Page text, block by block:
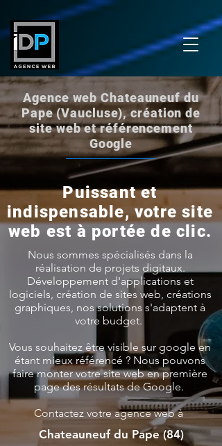
Agence web Chateauneuf du
Pape (Vaucluse), création de
site web et référencement
Google
Puissant et
indispensable, votre site
web est à portée de clic.
Nous sommes spécialisés dans la
réalisation de projets digitaux.
Développement d'applications et
logiciels, création de sites web, créations
graphiques, nos solutions s'adaptent à
votre budget.
Vous souhaitez être visible sur google en
étant mieux référencé ? Nous pouvons
faire monter votre site web en première
page des résultats de Google.
Contactez votre agence web à
Chateauneuf du Pape (84)